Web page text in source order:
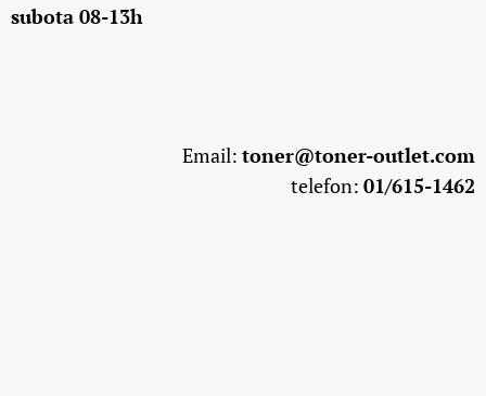
subota 08-13h
Email: toner@toner-outlet.com
telefon: 01/615-1462